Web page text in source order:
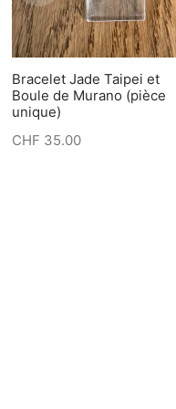
Bracelet Jade Taipei et
Boule de Murano (pièce
unique)
CHF 35.00